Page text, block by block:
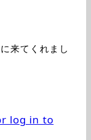
来てくれまし
log in to